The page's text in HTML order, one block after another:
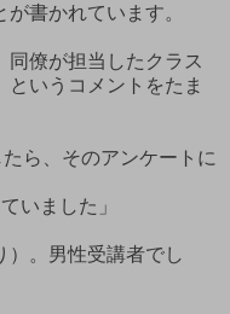
書かれています。
同僚が担当したクラス
いうコメントをたま
ら、そのアンケートに
いました」
）。男性受講者でし